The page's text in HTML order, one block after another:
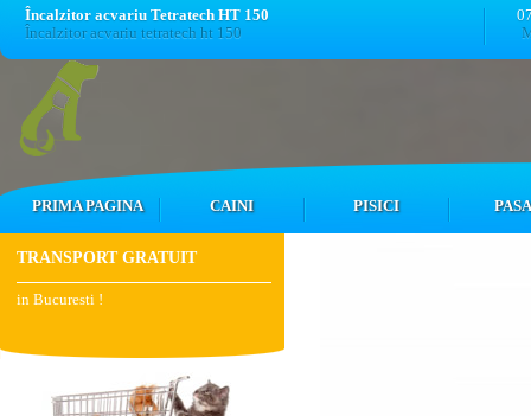
Încalzitor acvariu Tetratech HT 150
Încalzitor acvariu tetratech ht 150
PRIMA PAGINA CAINI PISICI
TRANSPORT GRATUIT
in Bucuresti !